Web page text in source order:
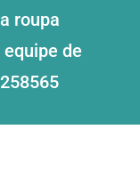
roupa
de